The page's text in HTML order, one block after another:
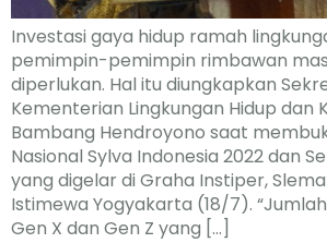
Investasi gaya hidup ramah
pemimpin-pemimpin rimbawan
diperlukan. Hal itu diungkapkan
Kementerian Lingkungan Hidup dan
Bambang Hendroyono saat
Nasional Sylva Indonesia 2022 dan
yang digelar di Graha Instiper,
Istimewa Yogyakarta (18/7).
Gen X dan Gen Z yang […]